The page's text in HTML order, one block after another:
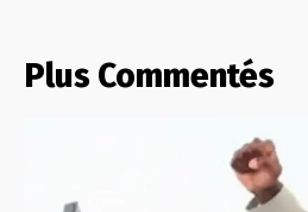
Plus Commentés